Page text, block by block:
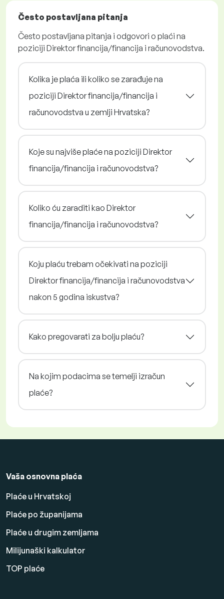
Često postavljana pitanja
Često postavljana pitanja i odgovori o plaći na
poziciji Direktor financija/financija i računovodstva.
Kolika je plaća ili koliko se zarađuje na
poziciji Direktor financija/financija i
računovodstva u zemlji Hrvatska?
Koje su najviše plaće na poziciji Direktor
financija/financija i računovodstva?
Koliko ću zaraditi kao Direktor
financija/financija i računovodstva?
Koju plaću trebam očekivati na poziciji
Direktor financija/financija i računovodstva
nakon 5 godina iskustva?
Kako pregovarati za bolju plaću?
Na kojim podacima se temelji izračun
plaće?
Vaša osnovna plaća
Plaće u Hrvatskoj
Plaće po županijama
Plaće u drugim zemljama
Milijunaški kalkulator
TOP plaće